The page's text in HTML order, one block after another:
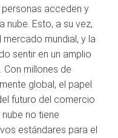
acceden y
nube. Esto, a su vez,
mundial, y la
sentir en un amplio
millones de
global, el papel
futuro del comercio
no tiene
estándares para el